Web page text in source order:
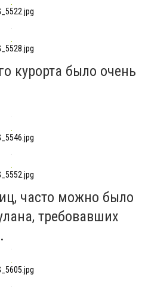
курорта было очень
часто можно было
требовавших